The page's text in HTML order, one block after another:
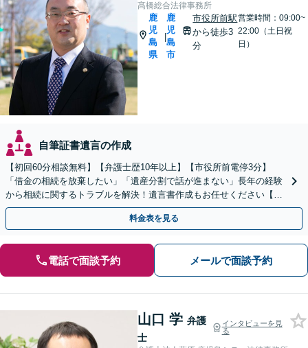
髙橋総合法律事務所
鹿
児
島
県
|
鹿
児
島
市
市役所前駅
から徒歩3
分
営業時間：09:00~
22:00（土日祝
日）
自筆証書遺言の作成
【初回60分相談無料】【弁護士歴10年以上】【市役所前電停3分】
「借金の相続を放棄したい」「遺産分割で話が進まない」長年の経験
から相続に関するトラブルを解決！遺言書作成もお任せください【出
張遺言書作成サービス有り】
料金表を見る
電話で面談予約 メールで面談予約
山口 学 弁護
士
インタビューを見
る